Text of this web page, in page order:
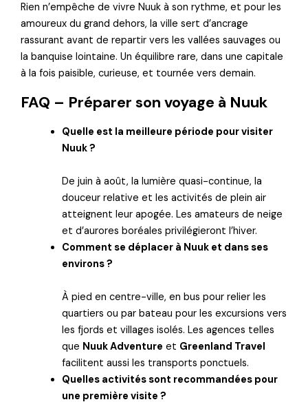
Rien n’empêche de vivre Nuuk à son rythme, et pour les
amoureux du grand dehors, la ville sert d’ancrage
rassurant avant de repartir vers les vallées sauvages ou
la banquise lointaine. Un équilibre rare, dans une capitale
à la fois paisible, curieuse, et tournée vers demain.
FAQ – Préparer son voyage à Nuuk
Quelle est la meilleure période pour visiter
Nuuk ?
De juin à août, la lumière quasi-continue, la
douceur relative et les activités de plein air
atteignent leur apogée. Les amateurs de neige
et d’aurores boréales privilégieront l’hiver.
Comment se déplacer à Nuuk et dans ses
environs ?
À pied en centre-ville, en bus pour relier les
quartiers ou par bateau pour les excursions vers
les fjords et villages isolés. Les agences telles
que Nuuk Adventure et Greenland Travel
facilitent aussi les transports ponctuels.
Quelles activités sont recommandées pour
une première visite ?